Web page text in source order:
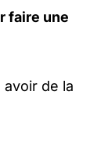
faire une
de la